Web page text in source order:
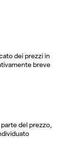
dei prezzi in
breve
del prezzo,